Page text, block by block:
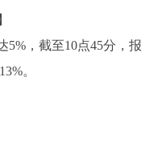
5%，截至10点45分，报
。